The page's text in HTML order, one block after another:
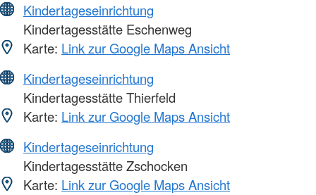
Kindertageseinrichtung
Kindertagesstätte Eschenweg
Karte: Link zur Google Maps Ansicht
Kindertageseinrichtung
Kindertagesstätte Thierfeld
Karte: Link zur Google Maps Ansicht
Kindertageseinrichtung
Kindertagesstätte Zschocken
Karte: Link zur Google Maps Ansicht